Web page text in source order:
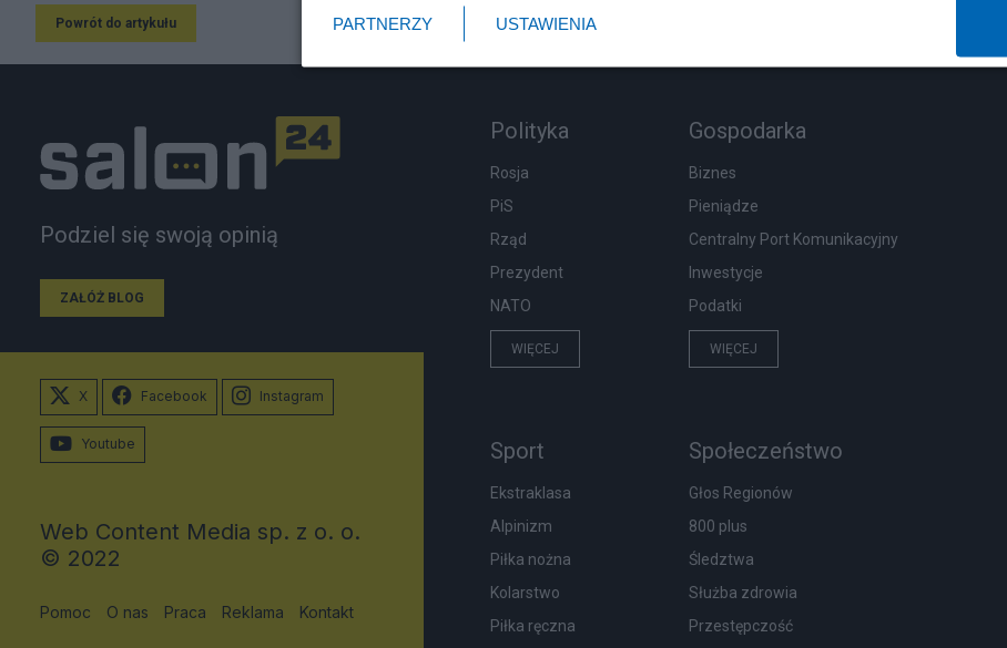
Powrót do artykułu
Podziel się swoją opinią
ZAŁÓŻ BLOG
Polityka
Rosja
PiS
Rząd
Prezydent
NATO
WIĘCEJ
Gospodarka
Biznes
Pieniądze
Centralny Port Komunikacyjny
Inwestycje
Podatki
WIĘCEJ
Sport
Ekstraklasa
Alpinizm
Piłka nożna
Kolarstwo
Piłka ręczna
Społeczeństwo
Głos Regionów
800 plus
Śledztwa
Służba zdrowia
Przestępczość
X Facebook Instagram
Youtube
Web Content Media sp. z o. o.
© 2022
Pomoc O nas Praca Reklama Kontakt
PARTNERZY USTAWIENIA